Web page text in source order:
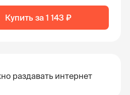
Купить за 1 143 ₽
раздавать интернет